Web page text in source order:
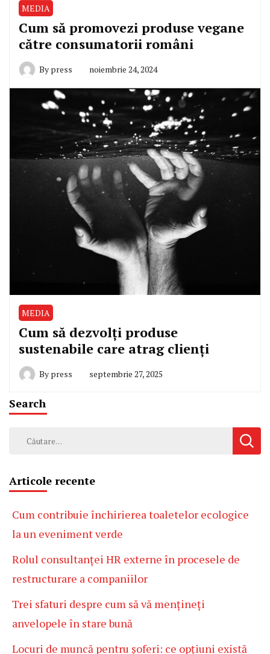
MEDIA
Cum să promovezi produse vegane
către consumatorii români
By press noiembrie 24, 2024
MEDIA
Cum să dezvolți produse
sustenabile care atrag clienți
By press septembrie 27, 2025
Search
Caută
Articole recente
Cum contribuie închirierea toaletelor ecologice
la un eveniment verde
Rolul consultanței HR externe în procesele de
restructurare a companiilor
Trei sfaturi despre cum să vă mențineți
anvelopele în stare bună
Locuri de muncă pentru șoferi: ce opțiuni există